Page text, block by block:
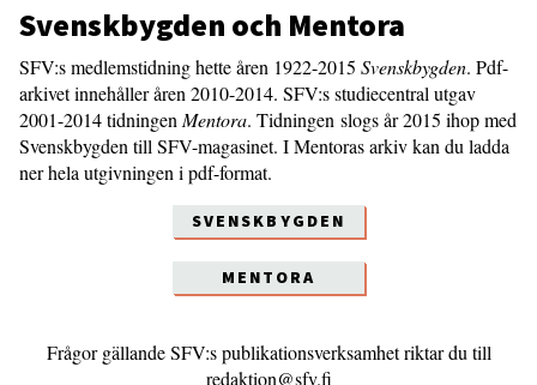
Svenskbygden och Mentora
SFV:s medlemstidning hette åren 1922-2015 Svenskbygden. Pdf-
arkivet innehåller åren 2010-2014. SFV:s studiecentral utgav
2001-2014 tidningen Mentora. Tidningen slogs år 2015 ihop med
Svenskbygden till SFV-magasinet. I Mentoras arkiv kan du ladda
ner hela utgivningen i pdf-format.
SVENSKBYGDEN
MENTORA
Frågor gällande SFV:s publikationsverksamhet riktar du till
redaktion@sfv.fi